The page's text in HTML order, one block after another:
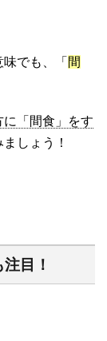
味でも、「 間
に「間食」をす
しょう！
目！